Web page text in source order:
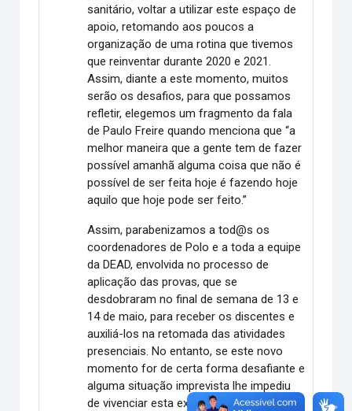
sanitário, voltar a utilizar este espaço de
apoio, retomando aos poucos a
organização de uma rotina que tivemos
que reinventar durante 2020 e 2021.
Assim, diante a este momento, muitos
serão os desafios, para que possamos
refletir, elegemos um fragmento da fala
de Paulo Freire quando menciona que “a
melhor maneira que a gente tem de fazer
possível amanhã alguma coisa que não é
possível de ser feita hoje é fazendo hoje
aquilo que hoje pode ser feito.”
Assim, parabenizamos a tod@s os
coordenadores de Polo e a toda a equipe
da DEAD, envolvida no processo de
aplicação das provas, que se
desdobraram no final de semana de 13 e
14 de maio, para receber os discentes e
auxiliá-los na retomada das atividades
presenciais. No entanto, se este novo
momento for de certa forma desafiante e
alguma situação imprevista lhe impediu
de vivenciar esta experiência de voltar ao